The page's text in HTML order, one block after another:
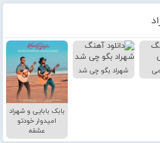
شهراد بگو چی شد
بابک بابایی و شهراد
امیدوار خودتو
عشقه